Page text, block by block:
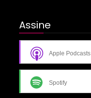
Assine
Apple Podcasts
Spotify